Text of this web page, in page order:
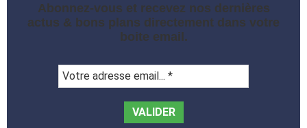
Abonnez-vous et recevez nos dernières
actus & bons plans directement dans votre
boite email.
adresse